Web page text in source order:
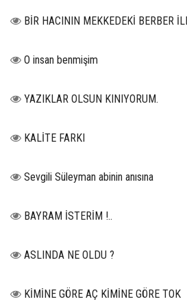
BİR HACININ MEKKEDEKİ BERBER
O insan benmişim
YAZIKLAR OLSUN KINIYORUM.
KALİTE FARKI
Sevgili Süleyman abinin anısına
BAYRAM İSTERİM !..
ASLINDA NE OLDU ?
KİMİNE GÖRE AÇ KİMİNE GÖRE TOK